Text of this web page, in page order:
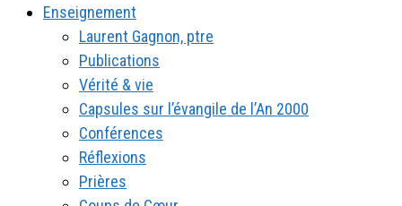
Enseignement
Laurent Gagnon, ptre
Publications
Vérité & vie
Capsules sur l’évangile de l’An 2000
Conférences
Réflexions
Prières